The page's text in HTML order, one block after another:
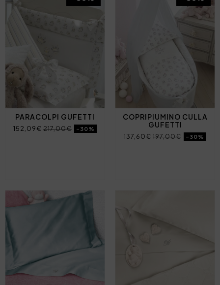
PARACOLPI GUFETTI
152,09€ 217,00€ -30%
COPRIPIUMINO CULLA
GUFETTI
137,60€ 197,00€ -30%